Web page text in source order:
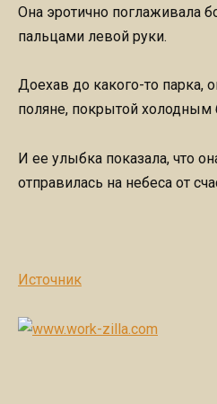
Она эротично поглаживала
пальцами левой руки.
Доехав до какого-то парка,
поляне, покрытой
И ее улыбка показала, что
отправилась на небеса от
Источник